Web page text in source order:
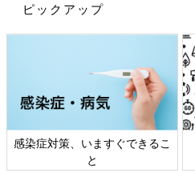
ピックアップ
感染症対策、いますぐできるこ
と